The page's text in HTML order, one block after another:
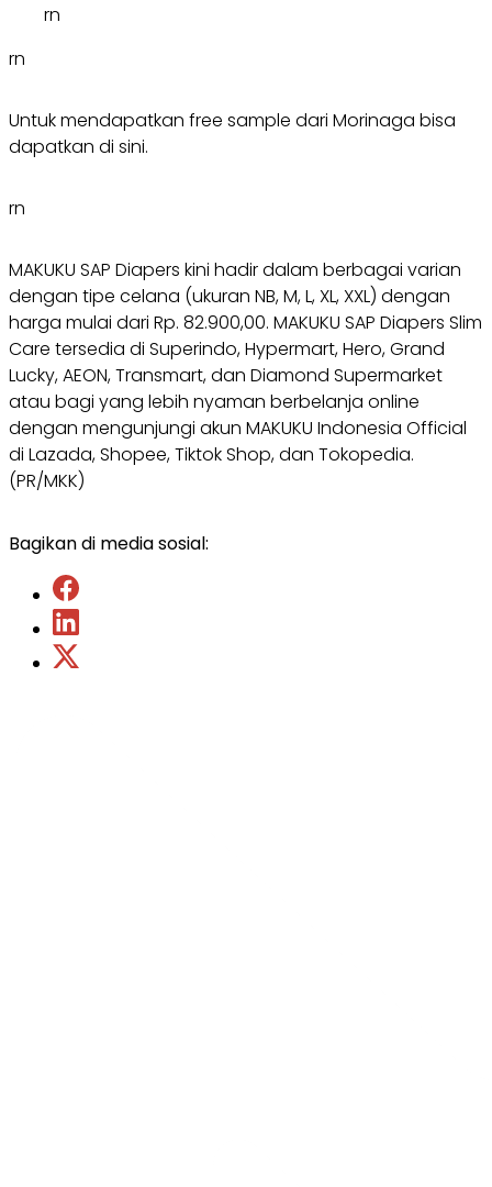
rn
rn
Untuk mendapatkan free sample dari Morinaga bisa
dapatkan di sini.
rn
MAKUKU SAP Diapers kini hadir dalam berbagai varian
dengan tipe celana (ukuran NB, M, L, XL, XXL) dengan
harga mulai dari Rp. 82.900,00. MAKUKU SAP Diapers Slim
Care tersedia di Superindo, Hypermart, Hero, Grand
Lucky, AEON, Transmart, dan Diamond Supermarket
atau bagi yang lebih nyaman berbelanja online
dengan mengunjungi akun MAKUKU Indonesia Official
di Lazada, Shopee, Tiktok Shop, dan Tokopedia.
(PR/MKK)
Bagikan di media sosial: